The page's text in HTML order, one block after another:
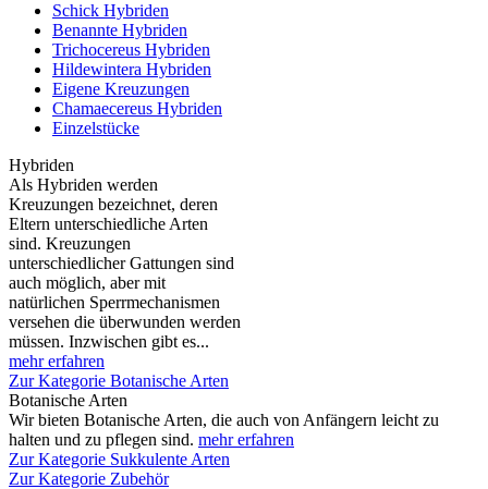
Schick Hybriden
Benannte Hybriden
Trichocereus Hybriden
Hildewintera Hybriden
Eigene Kreuzungen
Chamaecereus Hybriden
Einzelstücke
Hybriden
Als Hybriden werden
Kreuzungen bezeichnet, deren
Eltern unterschiedliche Arten
sind. Kreuzungen
unterschiedlicher Gattungen sind
auch möglich, aber mit
natürlichen Sperrmechanismen
versehen die überwunden werden
müssen. Inzwischen gibt es...
mehr erfahren
Zur Kategorie Botanische Arten
Botanische Arten
Wir bieten Botanische Arten, die auch von Anfängern leicht zu
halten und zu pflegen sind. mehr erfahren
Zur Kategorie Sukkulente Arten
Zur Kategorie Zubehör